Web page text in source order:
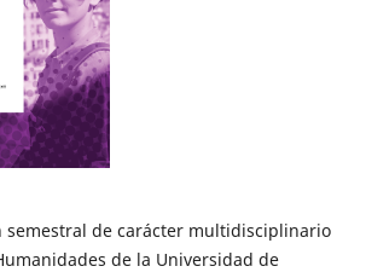
semestral de carácter multidisciplinario
de la Universidad de